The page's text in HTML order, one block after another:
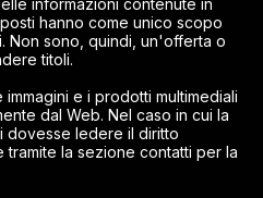
informazioni contenute in
hanno come unico scopo
Non sono, quindi, un'offerta o
titoli.
e i prodotti multimediali
dal Web. Nel caso in cui la
dovesse ledere il diritto
la sezione contatti per la